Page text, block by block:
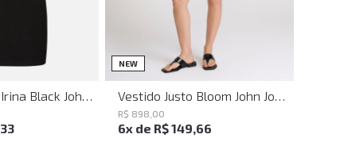
GG
33
NEW P M G
R$ 898 00
6x de R$149,66